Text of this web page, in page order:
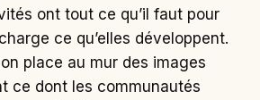
ont tout ce qu’il faut pour
ce qu’elles développent.
place au mur des images
ce dont les communautés